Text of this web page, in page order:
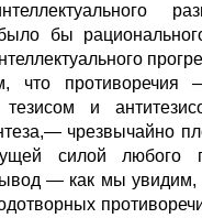
бы
что противоречия
и
чрезвычайно
силой любого
— как мы